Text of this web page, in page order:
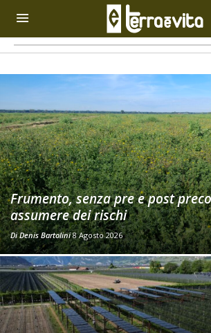
Frumento, senza pre e post
assumere dei rischi
DiDenis Bartolini 8 Agosto 2026